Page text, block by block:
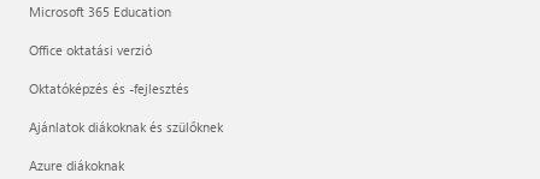
Microsoft 365 Education
Office oktatási verzió
Oktatóképzés és -fejlesztés
Ajánlatok diákoknak és szülőknek
Azure diákoknak